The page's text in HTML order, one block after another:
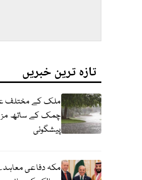
تازہ ترین خبریں
ملک کے مختلف
چمک کے ساتھ
پیشگوئی
مکہ دفاعی